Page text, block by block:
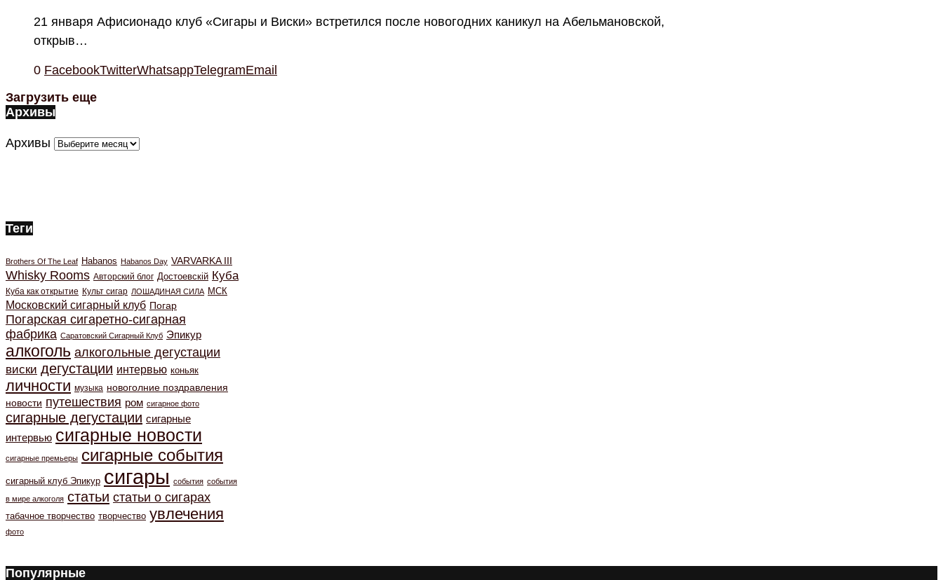
21 января Афисионадо клуб «Сигары и Виски» встретился после новогодних каникул на Абельмановской,
открыв…
0 FacebookTwitterWhatsappTelegramEmail
Загрузить еще
Архивы
Архивы
Теги
Brothers Of The Leaf Habanos Habanos Day VARVARKA III
Whisky Rooms Авторский блог Достоевскiй Куба
Куба как открытие Культ сигар ЛОШАДИНАЯ СИЛА МСК
Московский сигарный клуб Погар
Погарская сигаретно-сигарная
фабрика Саратовский Сигарный Клуб Эпикур
алкоголь алкогольные дегустации
виски дегустации интервью коньяк
личности музыка новоголние поздравления
новости путешествия ром сигарное фото
сигарные дегустации сигарные
интервью сигарные новости
сигарные премьеры сигарные события
сигарный клуб Эпикур сигары события события
в мире алкоголя статьи статьи о сигарах
табачное творчество творчество увлечения
фото
Популярные